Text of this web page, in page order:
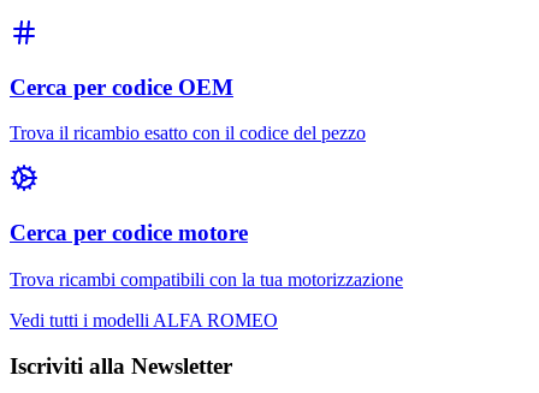
Cerca per codice OEM
Trova il ricambio esatto con il codice del pezzo
Cerca per codice motore
Trova ricambi compatibili con la tua motorizzazione
Vedi tutti i modelli ALFA ROMEO
Iscriviti alla Newsletter